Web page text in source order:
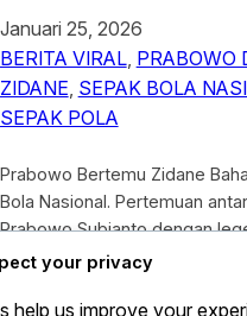
Januari 25, 2026
BERITA VIRAL, PRABOWO
ZIDANE, SEPAK BOLA
SEPAK POLA
Prabowo Bertemu Zidane
Bola Nasional. Pertemuan
Prabowo Subianto dengan
sepak bola dunia, Zinedine
maupun internasional. Momen
your privacy
help us improve your